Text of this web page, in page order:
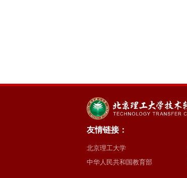
友情链接：
北京理工大学
中华人民共和国教育部